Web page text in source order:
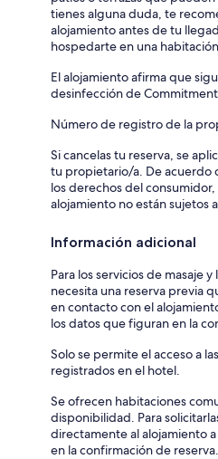
tienes alguna duda, te
alojamiento antes de tu
hospedarte en una
El alojamiento afirma que
desinfección de
Número de registro de la
Si cancelas tu reserva, se
tu propietario/a. De acuerdo
los derechos del
alojamiento no están sujetos
Información adicional
Para los servicios de masaje
necesita una reserva previa
en contacto con el
los datos que figuran en la
Solo se permite el acceso a
registrados en el hotel.
Se ofrecen habitaciones
disponibilidad. Para
directamente al alojamiento
en la confirmación de reserva.